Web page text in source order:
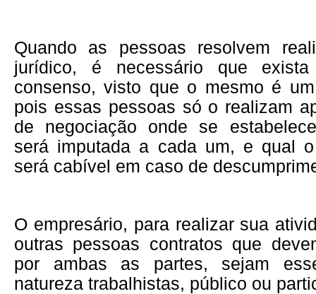
Quando as pessoas resolvem
jurídico, é necessário que
consenso, visto que o mesmo é
pois essas pessoas só o realizam
de negociação onde se
será imputada a cada um, e qual
será cabível em caso de
O empresário, para realizar sua
outras pessoas contratos que
por ambas as partes, sejam
natureza trabalhistas, público ou